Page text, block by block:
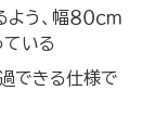
う、幅８０ｃｍ
いる
できる仕様で